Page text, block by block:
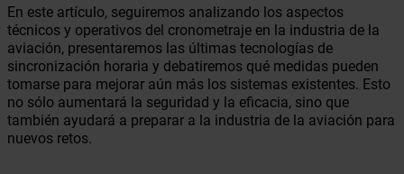
En este artículo, seguiremos analizando los aspectos
técnicos y operativos del cronometraje en la industria de la
aviación, presentaremos las últimas tecnologías de
sincronización horaria y debatiremos qué medidas pueden
tomarse para mejorar aún más los sistemas existentes. Esto
no sólo aumentará la seguridad y la eficacia, sino que
también ayudará a preparar a la industria de la aviación para
nuevos retos.